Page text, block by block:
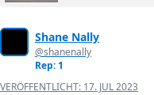
Shane Nally
@shanenally
Rep: 1
VERÖFFENTLICHT: 17. JUL 2023